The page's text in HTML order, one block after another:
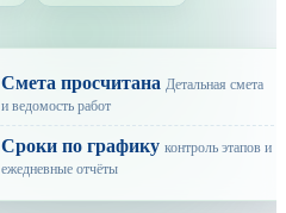
Смета просчитана Детальная смета
и ведомость работ
Сроки по графику контроль этапов и
ежедневные отчёты